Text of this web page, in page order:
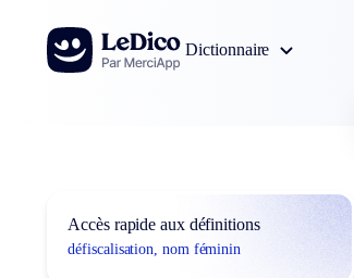
Aller au contenu
Dictionnaire
Accès rapide aux définitions
défiscalisation, nom féminin